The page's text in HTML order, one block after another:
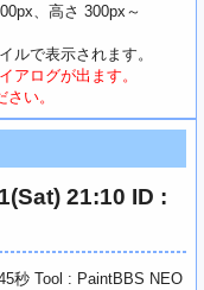
、高さ 300px～
ルで表示されます。
アログが出ます。
い。
21:10 ID :
秒 Tool : PaintBBS NEO